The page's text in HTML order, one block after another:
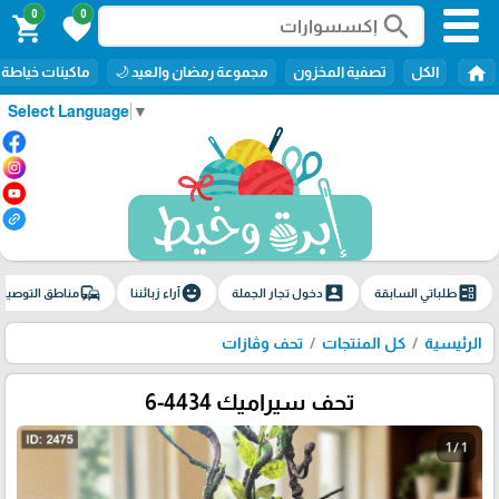
Select Language ▼
search
0
favorite
0
shopping_cart
home الكل تصفية المخزون مجموعة رمضان والعيد 🌙 ماكينات خياطة
ballotطلباتي السابقة account_boxدخول تجار الجملة emoji_emotionsآراء زبائننا commuteمناطق
الرئيسية كل المنتجات تحف وڤازات
تحف سيراميك 4434-6
1 / 1